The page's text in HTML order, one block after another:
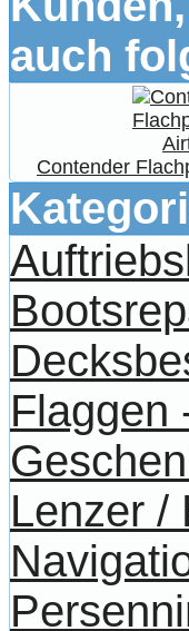
auch
Contender
Flaggen
Lenzer /